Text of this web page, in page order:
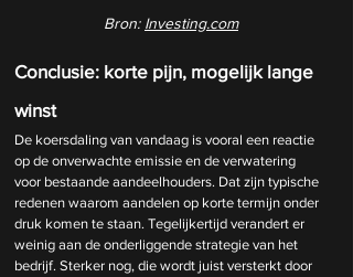
Bron: Investing.com
Conclusie: korte pijn, mogelijk lange
winst
De koersdaling van vandaag is vooral een reactie
op de onverwachte emissie en de verwatering
voor bestaande aandeelhouders. Dat zijn typische
redenen waarom aandelen op korte termijn onder
druk komen te staan. Tegelijkertijd verandert er
weinig aan de onderliggende strategie van het
bedrijf. Sterker nog, die wordt juist versterkt door